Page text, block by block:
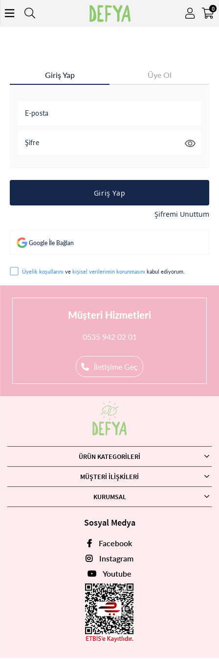
0
Giriş Yap Üye Ol
E-posta
Şifre
Giriş Yap
Şifremi Unuttum
Google İle Bağlan
Üyelik koşullarını ve kişisel verilerimin korunmasını kabul ediyorum.
Müşteri Hizmetleri
0535 942 02 01
İletişime Geç
ÜRÜN KATEGORILERI
MÜŞTERI İLIŞKILERI
KURUMSAL
Sosyal Medya
Facebook
Instagram
Youtube